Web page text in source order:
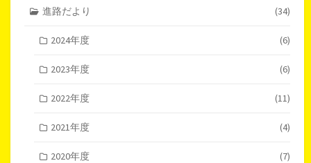
進路だより (34)
2024年度 (6)
2023年度 (6)
2022年度 (11)
2021年度 (4)
2020年度 (7)